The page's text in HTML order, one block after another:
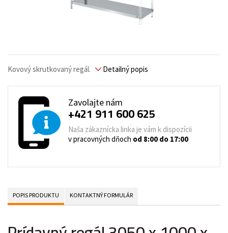
Kovový skrutkovaný regál. Detailný popis
Zavolajte nám
+421 911 600 625
Naša zákaznícka linka je vám k dispozícii
v pracovných dňoch od 8:00 do 17:00
POPIS PRODUKTU KONTAKTNÝ FORMULÁR